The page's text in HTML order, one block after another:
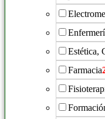
Estética,
Farmacia